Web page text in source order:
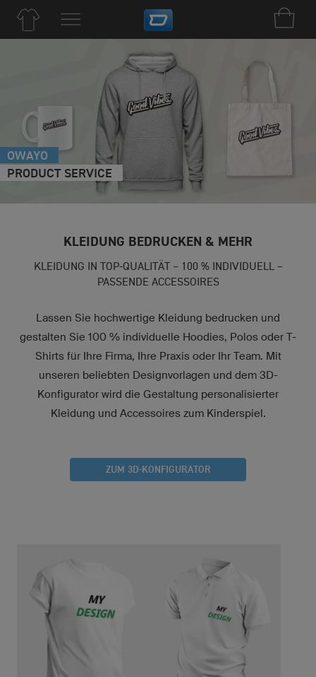
OWAYO
PRODUCT SERVICE
KLEIDUNG BEDRUCKEN & MEHR
KLEIDUNG IN TOP-QUALITÄT – 100 % INDIVIDUELL –
PASSENDE ACCESSOIRES
Lassen Sie hochwertige Kleidung bedrucken und
gestalten Sie 100 % individuelle Hoodies, Polos oder T-
Shirts für Ihre Firma, Ihre Praxis oder Ihr Team. Mit
unseren beliebten Designvorlagen und dem 3D-
Konfigurator wird die Gestaltung personalisierter
Kleidung und Accessoires zum Kinderspiel.
ZUM 3D-KONFIGURATOR